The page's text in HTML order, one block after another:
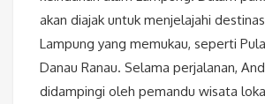
akan diajak untuk menjelajahi
Lampung yang memukau, seperti
Danau Ranau. Selama perjalanan,
didampingi oleh pemandu wisata